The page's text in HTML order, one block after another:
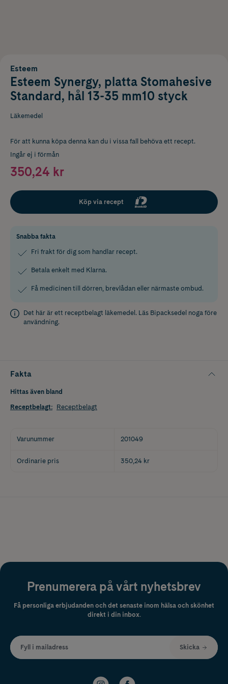
Esteem
Esteem Synergy, platta Stomahesive
Standard, hål 13-35 mm10 styck
Läkemedel
För att kunna köpa denna kan du i vissa fall behöva ett recept.
Ingår ej i förmån
350,24 kr
Köp via recept
Snabba fakta
Fri frakt för dig som handlar recept.
Betala enkelt med Klarna.
Få medicinen till dörren, brevlådan eller närmaste ombud.
Det här är ett receptbelagt läkemedel. Läs Bipacksedel noga före
användning.
Fakta
Hittas även bland
Receptbelagt: Receptbelagt
Varunummer 201049
Ordinarie pris 350,24 kr
Prenumerera på vårt nyhetsbrev
Få personliga erbjudanden och det senaste inom hälsa och skönhet
direkt i din inbox.
Fyll i mailadress Skicka